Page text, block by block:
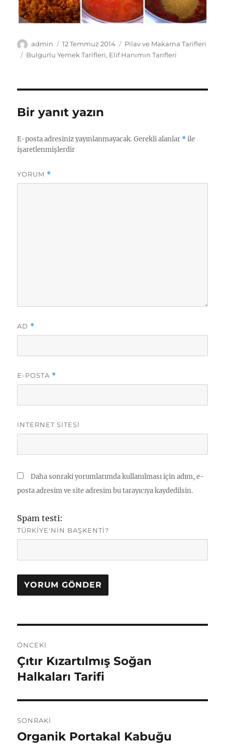
Yazar
admin
Yayın
tarihi
12 Temmuz 2014 Kategoriler
Pilav ve Makarna Tarifleri
Etiketler
Bulgurlu Yemek Tarifleri, Elif Hanımın Tarifleri
Bir yanıt yazın
E-posta adresiniz yayınlanmayacak. Gerekli alanlar *ile
işaretlenmişlerdir
YORUM *
AD *
E-POSTA *
İNTERNET SITESI
Daha sonraki yorumlarımda kullanılması için adım, e-
posta adresim ve site adresim bu tarayıcıya kaydedilsin.
Spam testi:
TÜRKIYE'NIN BAŞKENTI?
gezinmesi
ÖNCEKI
Önceki
yazı:
Çıtır Kızartılmış Soğan
Halkaları Tarifi
SONRAKI
Sonraki
Organik Portakal Kabuğu